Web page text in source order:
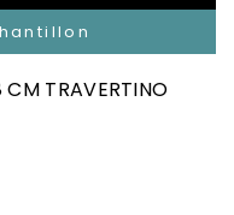
CM TRAVERTINO